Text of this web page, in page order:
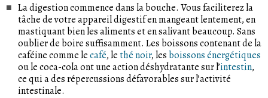
La digestion commence dans la bouche. Vous faciliterez la
tâche de votre appareil digestif en mangeant lentement, en
mastiquant bien les aliments et en salivant beaucoup. Sans
oublier de boire suffisamment. Les boissons contenant de la
caféine comme lecafé, lethé noir, lesboissons énergétiques
ou le coca-cola ont une action déshydratante sur l’intestin,
ce qui a des répercussions défavorables sur l’activité
intestinale.